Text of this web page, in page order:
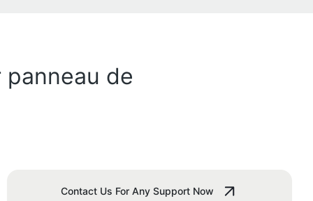
de
Contact Us For Any Support Now